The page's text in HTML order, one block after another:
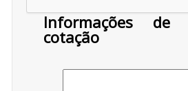
Informações
cotação